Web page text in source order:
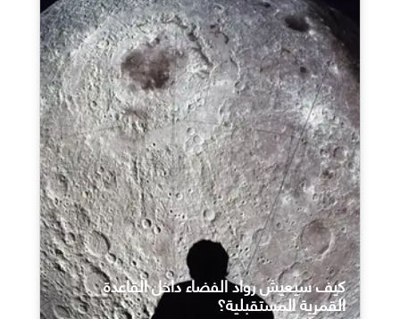
كيف سيعيش رواد الفضاء داخل القاعدة
القمرية المستقبلية؟